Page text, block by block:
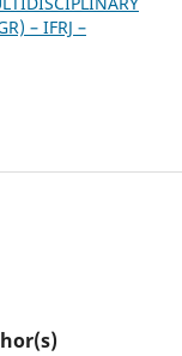
– IFRJ –